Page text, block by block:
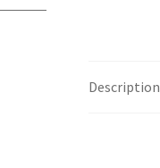
Description